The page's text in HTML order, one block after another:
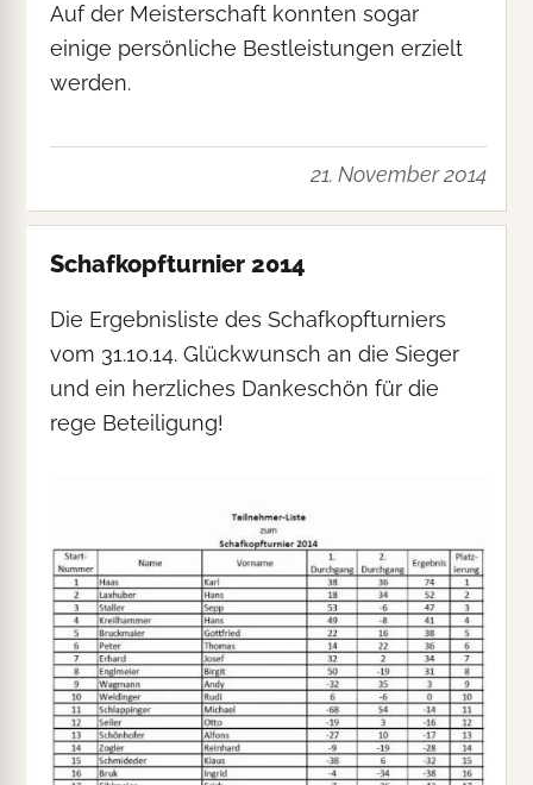
Auf der Meisterschaft konnten sogar
einige persönliche Bestleistungen erzielt
werden.
21. November 2014
Schafkopfturnier 2014
Die Ergebnisliste des Schafkopfturniers
vom 31.10.14. Glückwunsch an die Sieger
und ein herzliches Dankeschön für die
rege Beteiligung!